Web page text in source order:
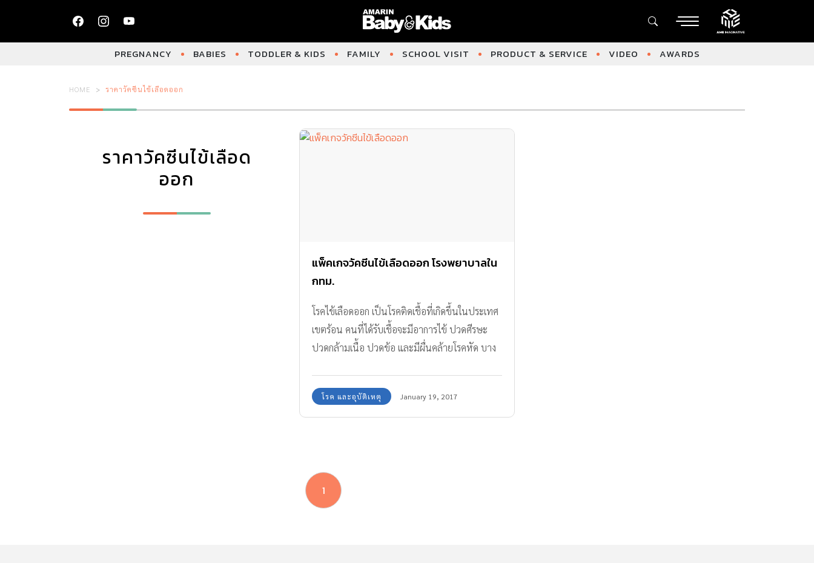
PREGNANCY BABIES TODDLER & KIDS FAMILY SCHOOL VISIT PRODUCT & SERVICE VIDEO AWARDS
HOME ราคาวัคซีนไข้เลือดออก
ราคาวัคซีนไข้เลือด
ออก
แพ็คเกจวัคซีนไข้เลือดออก โรงพยาบาลใน
กทม.
โรคไข้เลือดออก เป็นโรคติดเชื้อที่เกิดขึ้นในประเทศ
เขตร้อน คนที่ได้รับเชื้อจะมีอาการไข้ ปวดศีรษะ
ปวดกล้ามเนื้อ ปวดข้อ และมีผื่นคล้ายโรคหัด บาง
ป้องกันโรคนี้ ไม่ให้เกิดความรุนแรงกันค่ะ
โรค และอุบัติเหตุ January 19, 2017
1